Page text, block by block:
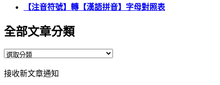
【注音符號】轉【漢語拼音】字母對照表
全部文章分類
全
文
接收新文章通知